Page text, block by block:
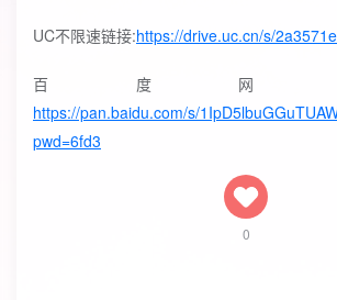
UC不限速链接:https://drive.uc.cn/s/
百度网
https://pan.baidu.com/s/
pwd=6fd3
0